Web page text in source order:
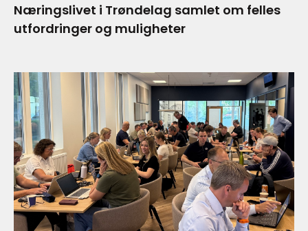
Næringslivet i Trøndelag samlet om felles
utfordringer og muligheter